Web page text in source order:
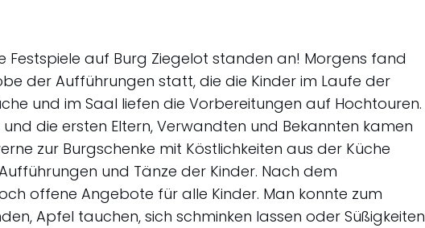
Festspiele auf Burg Ziegelot standen an! Morgens fand
der Aufführungen statt, die die Kinder im Laufe der
und im Saal liefen die Vorbereitungen auf Hochtouren.
die ersten Eltern, Verwandten und Bekannten kamen
zur Burgschenke mit Köstlichkeiten aus der Küche
und Tänze der Kinder. Nach dem
offene Angebote für alle Kinder. Man konnte zum
Apfel tauchen, sich schminken lassen oder Süßigkeiten